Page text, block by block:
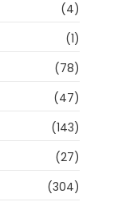
(4)
(1)
(78)
(47)
(143)
(27)
(304)